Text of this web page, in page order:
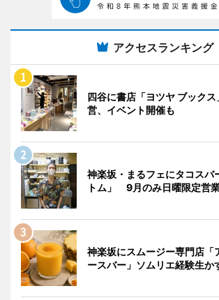
アクセスランキング
四谷に書店「ヨツヤ ブック
営、イベント開催も
神楽坂・まるフェにタコスバ
トム」 9月のみ日曜限定営
神楽坂にスムージー専門店「
ースバー」ソムリエ経験生か